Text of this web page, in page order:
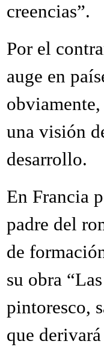
creencias”.
Por el
auge en
una visión
desarrollo.
En Francia
padre del
de
su obra
pintoresco,
que